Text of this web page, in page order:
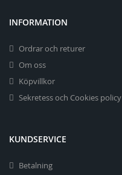
INFORMATION
Ordrar och returer
Om oss
Köpvillkor
Sekretess och Cookies policy
KUNDSERVICE
Betalning